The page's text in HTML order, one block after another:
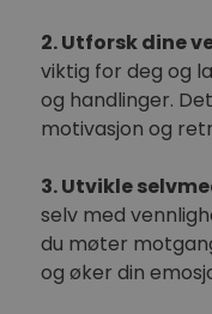
2. Utforsk dine
viktig for deg og
og handlinger.
motivasjon og
3. Utvikle
selv med
du møter
og øker din